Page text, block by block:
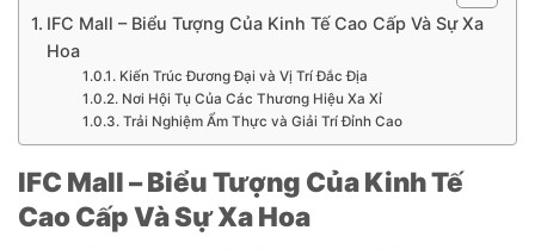
IFC Mall – Biểu Tượng Của Kinh Tế Cao Cấp Và Sự Xa
Hoa
Kiến Trúc Đương Đại và Vị Trí Đắc Địa
Nơi Hội Tụ Của Các Thương Hiệu Xa Xỉ
Trải Nghiệm Ẩm Thực và Giải Trí Đỉnh Cao
IFC Mall – Biểu Tượng Của Kinh Tế
Cao Cấp Và Sự Xa Hoa